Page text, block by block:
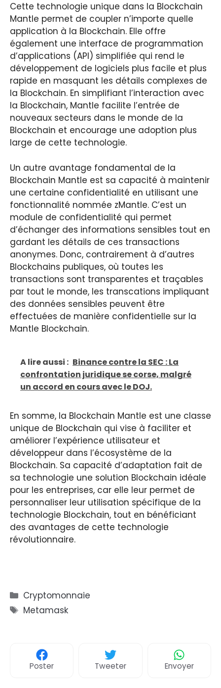
Cette technologie unique dans la Blockchain
Mantle permet de coupler n’importe quelle
application à la Blockchain. Elle offre
également une interface de programmation
d’applications (API) simplifiée qui rend le
développement de logiciels plus facile et plus
rapide en masquant les détails complexes de
la Blockchain. En simplifiant l’interaction avec
la Blockchain, Mantle facilite l’entrée de
nouveaux secteurs dans le monde de la
Blockchain et encourage une adoption plus
large de cette technologie.
Un autre avantage fondamental de la
Blockchain Mantle est sa capacité à maintenir
une certaine confidentialité en utilisant une
fonctionnalité nommée zMantle. C’est un
module de confidentialité qui permet
d’échanger des informations sensibles tout en
gardant les détails de ces transactions
anonymes. Donc, contrairement à d’autres
Blockchains publiques, où toutes les
transactions sont transparentes et traçables
par tout le monde, les transcations impliquant
des données sensibles peuvent être
effectuées de manière confidentielle sur la
Mantle Blockchain.
A lire aussi : Binance contre la SEC : La
confrontation juridique se corse, malgré
un accord en cours avec le DOJ.
En somme, la Blockchain Mantle est une classe
unique de Blockchain qui vise à faciliter et
améliorer l’expérience utilisateur et
développeur dans l’écosystème de la
Blockchain. Sa capacité d’adaptation fait de
sa technologie une solution Blockchain idéale
pour les entreprises, car elle leur permet de
personnaliser leur utilisation spécifique de la
technologie Blockchain, tout en bénéficiant
des avantages de cette technologie
révolutionnaire.
Catégories
Cryptomonnaie
Étiquettes
Metamask
Poster Tweeter Envoyer